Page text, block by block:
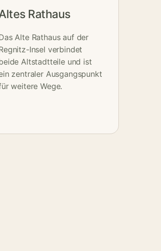
Rathaus
Alte Rathaus auf der
Insel verbindet
Altstadtteile und ist
zentraler Ausgangspunkt
weitere Wege.